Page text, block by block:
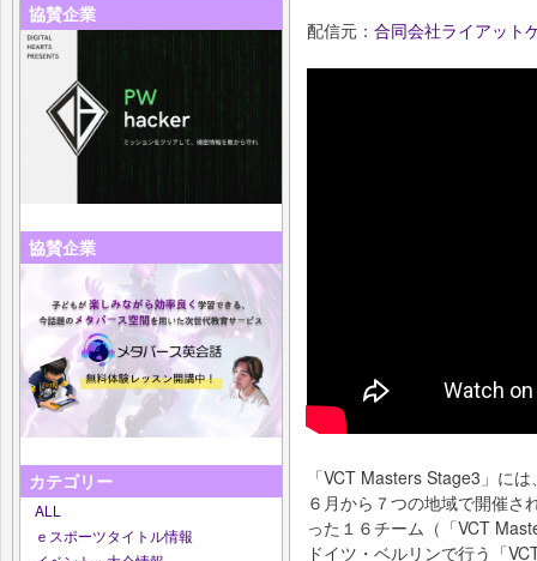
協賛企業
協賛企業
カテゴリー
ALL
ｅスポーツタイトル情報
配信元： 合同会社ライアット
「VCT Masters Stage3」には
６月から７つの地域で開催さ
った１６チーム（「VCT
ドイツ・ベルリンで行う「